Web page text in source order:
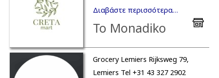
Διαβάστε περισσότερα…
To Monadiko
Grocery Lemiers Rijksweg 79,
Lemiers Tel +31 43 327 2902